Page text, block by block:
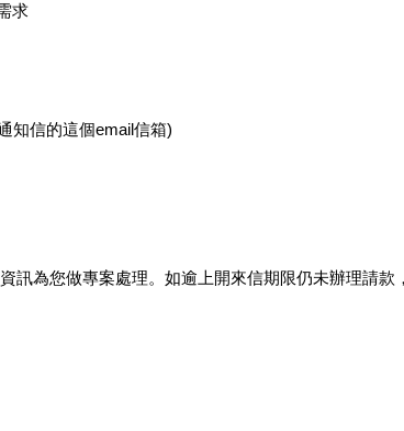
求
知信的這個email信箱)
訊為您做專案處理。如逾上開來信期限仍未辦理請